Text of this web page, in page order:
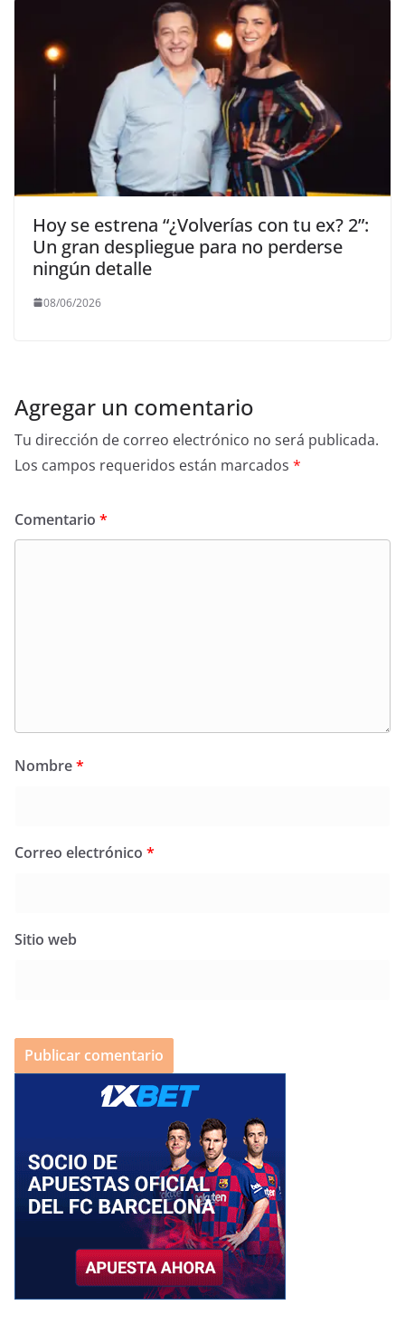
Hoy se estrena “¿Volverías con tu ex? 2”:
Un gran despliegue para no perderse
ningún detalle
08/06/2026
Agregar un comentario
Tu dirección de correo electrónico no será publicada.
Los campos requeridos están marcados *
Comentario *
Nombre*
Correo electrónico *
Sitio web